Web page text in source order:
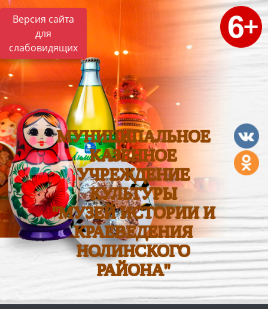
Версия сайта
для
слабовидящих
МУНИЦИПАЛЬНОЕ
КАЗЕННОЕ
УЧРЕЖДЕНИЕ
КУЛЬТУРЫ
"МУЗЕЙ ИСТОРИИ И
КРАЕВЕДЕНИЯ
НОЛИНСКОГО
РАЙОНА"